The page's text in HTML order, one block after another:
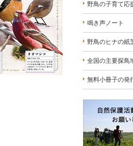
野鳥の子育て応
鳴き声ノート
野鳥のヒナの紙
全国の主要探鳥
無料小冊子の発